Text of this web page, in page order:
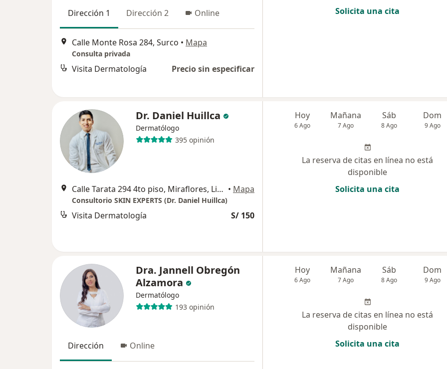
Dirección 1 Dirección 2 Online
Calle Monte Rosa 284, Surco • Mapa
Consulta privada
Visita Dermatología Precio sin especificar
Solicita una cita
Dr. Daniel Huillca
Dermatólogo
395 opinión
Calle Tarata 294 4to piso, Miraflores, Lima, Lima, Perú, Lima • Mapa
Consultorio SKIN EXPERTS (Dr. Daniel Huillca)
Visita Dermatología S/ 150
Hoy
6 Ago
Mañana
7 Ago
Sáb
8 Ago
Dom
9 Ago
La reserva de citas en línea no está
disponible
Solicita una cita
Dra. Jannell Obregón
Alzamora
Dermatólogo
193 opinión
Dirección Online
Hoy
6 Ago
Mañana
7 Ago
Sáb
8 Ago
Dom
9 Ago
La reserva de citas en línea no está
disponible
Solicita una cita